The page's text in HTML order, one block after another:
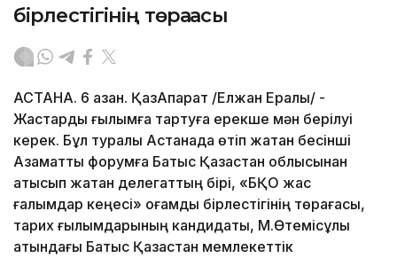
бірлестігінің төрағасы
АСТАНА. 6 қазан. ҚазАқпарат /Елжан Ералы/ -
Жастарды ғылымға тартуға ерекше мән берілуі
керек. Бұл туралы Астанада өтіп жатқан бесінші
Азаматтық форумға Батыс Қазақстан облысынан
қатысып жатқан делегаттың бірі, «БҚО жас
ғалымдар кеңесі» қоғамдық бірлестігінің төрағасы,
тарих ғылымдарының кандидаты, М.Өтемісұлы
атындағы Батыс Қазақстан мемлекеттік